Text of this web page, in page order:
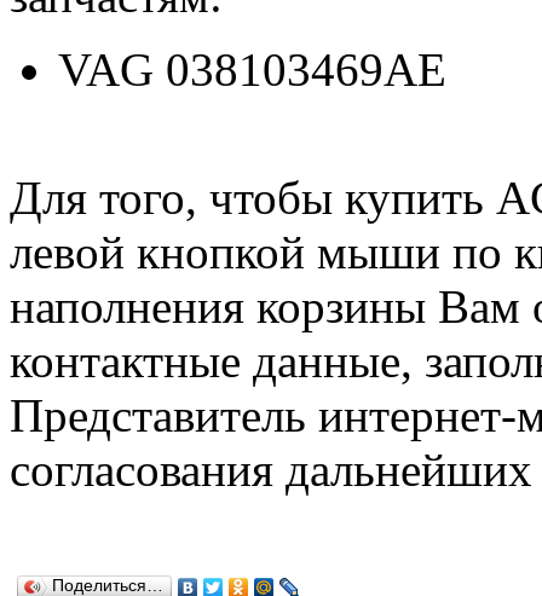
VAG 038103469AE
Для того, чтобы купить
левой кнопкой мыши по
наполнения корзины Вам
контактные данные,
Представитель
согласования
Поделиться…